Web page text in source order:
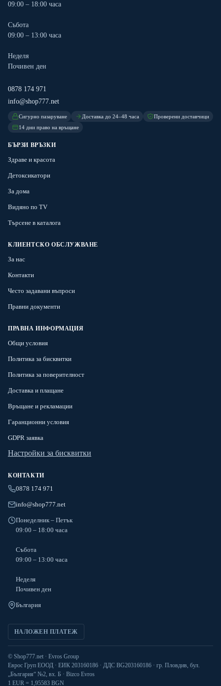
09:00 – 18:00 часа
Събота
09:00 – 13:00 часа
Неделя
Почивен ден
0878 174 971
info@shop777.net
Сигурно пазаруване Доставка до 24–48 часа
Проверени доставчици
14 дни право на връщане
БЪРЗИ ВРЪЗКИ
Здраве и красота
Детоксикатори
За дома
Видяно по TV
Търсене в каталога
КЛИЕНТСКО ОБСЛУЖВАНЕ
За нас
Контакти
Често задавани въпроси
Правни документи
ПРАВНА ИНФОРМАЦИЯ
Общи условия
Политика за бисквитки
Политика за поверителност
Доставка и плащане
Връщане и рекламации
Гаранционни условия
GDPR заявка
Настройки за бисквитки
КОНТАКТИ
0878 174 971
info@shop777.net
Понеделник – Петък
09:00 – 18:00 часа
Събота
09:00 – 13:00 часа
Неделя
Почивен ден
България
НАЛОЖЕН ПЛАТЕЖ
© Shop777.net · Evros Group
Еврос Груп ЕООД · ЕИК 203160186 · ДДС BG203160186 · гр. Пловдив, бул.
„България“ №2, вх. Б · Bizco Evros
1 EUR = 1,95583 BGN